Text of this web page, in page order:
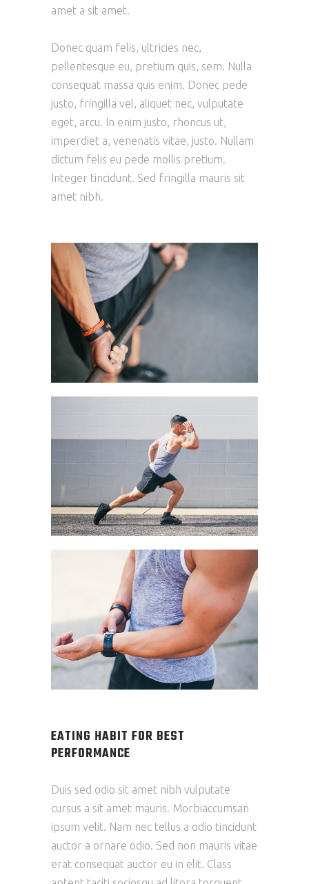
amet a sit amet.
Donec quam felis, ultricies nec,
pellentesque eu, pretium quis, sem. Nulla
consequat massa quis enim. Donec pede
justo, fringilla vel, aliquet nec, vulputate
eget, arcu. In enim justo, rhoncus ut,
imperdiet a, venenatis vitae, justo. Nullam
dictum felis eu pede mollis pretium.
Integer tincidunt. Sed fringilla mauris sit
amet nibh.
EATING HABIT FOR BEST
PERFORMANCE
Duis sed odio sit amet nibh vulputate
cursus a sit amet mauris. Morbiaccumsan
ipsum velit. Nam nec tellus a odio tincidunt
auctor a ornare odio. Sed non mauris vitae
erat consequat auctor eu in elit. Class